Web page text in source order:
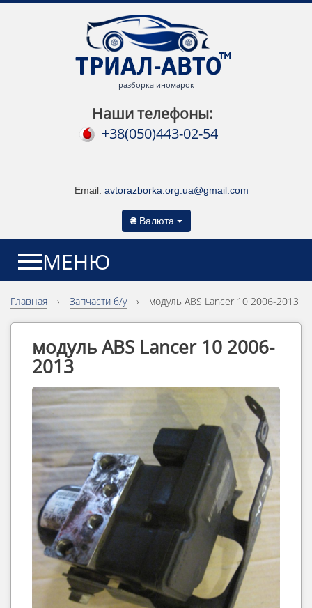
разборка иномарок
Наши телефоны:
+38(050)443-02-54
Email: avtorazborka.org.ua@gmail.com
₴ Валюта
МЕНЮ
Главная › Запчасти б/у › модуль ABS Lancer 10 2006-2013
модуль ABS Lancer 10 2006-
2013